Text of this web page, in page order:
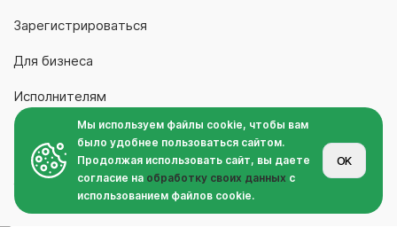
Зарегистрироваться
Для бизнеса
Исполнителям
© ООО «КЬЮГО ТЕК» 2026
Мы используем файлы cookie, чтобы вам
было удобнее пользоваться сайтом.
Продолжая использовать сайт, вы даете
согласие на обработку своих данных с
использованием файлов cookie.
OK